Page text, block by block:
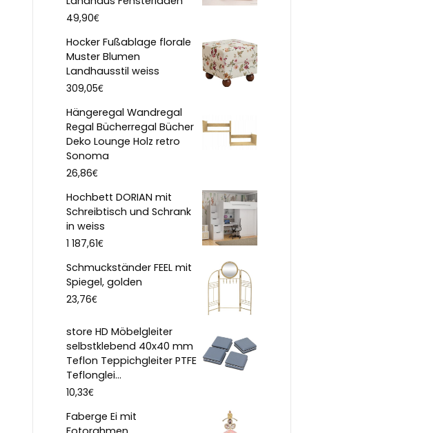
49,90€
Hocker Fußablage florale
Muster Blumen
Landhausstil weiss
309,05€
Hängeregal Wandregal
Regal Bücherregal Bücher
Deko Lounge Holz retro
Sonoma
26,86€
Hochbett DORIAN mit
Schreibtisch und Schrank
in weiss
1 187,61€
Schmuckständer FEEL mit
Spiegel, golden
23,76€
store HD Möbelgleiter
selbstklebend 40x40 mm
Teflon Teppichgleiter PTFE
Teflonglei...
10,33€
Faberge Ei mit